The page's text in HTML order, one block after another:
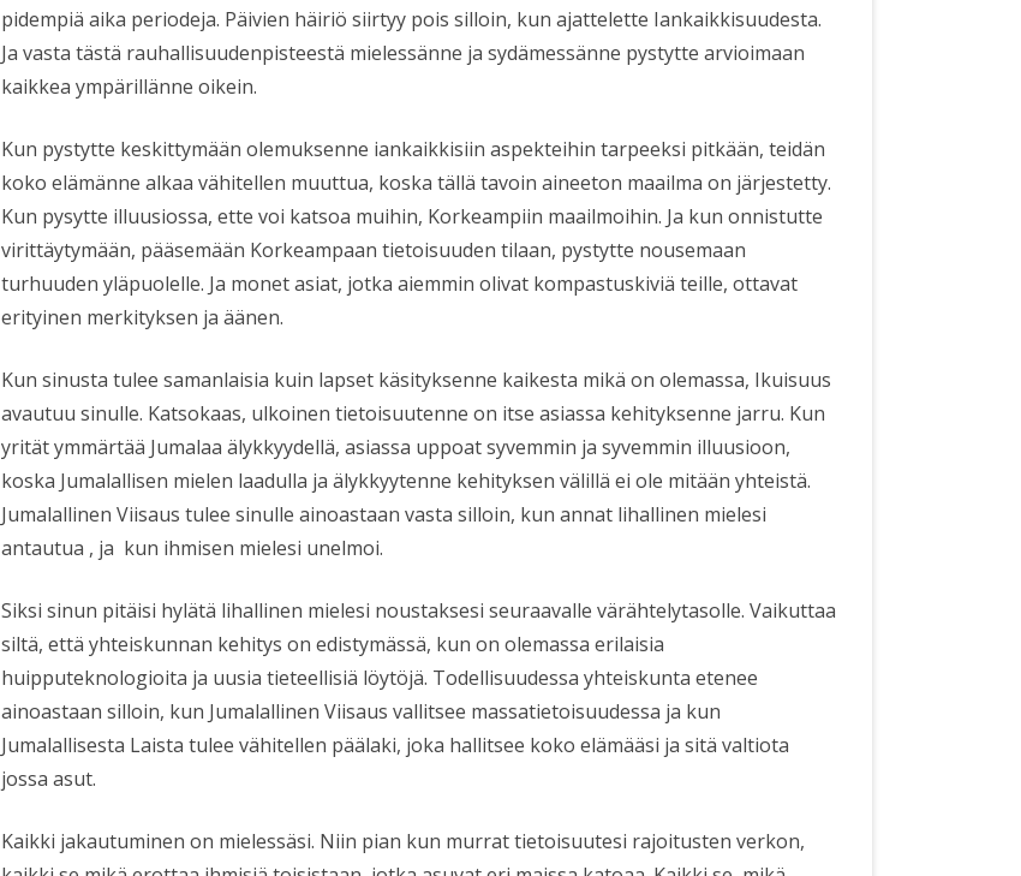
pidempiä aika periodeja. Päivien häiriö siirtyy pois silloin, kun ajattelette Iankaikkisuudesta.
Ja vasta tästä rauhallisuudenpisteestä mielessänne ja sydämessänne pystytte arvioimaan
kaikkea ympärillänne oikein.
Kun pystytte keskittymään olemuksenne iankaikkisiin aspekteihin tarpeeksi pitkään, teidän
koko elämänne alkaa vähitellen muuttua, koska tällä tavoin aineeton maailma on järjestetty.
Kun pysytte illuusiossa, ette voi katsoa muihin, Korkeampiin maailmoihin. Ja kun onnistutte
virittäytymään, pääsemään Korkeampaan tietoisuuden tilaan, pystytte nousemaan
turhuuden yläpuolelle. Ja monet asiat, jotka aiemmin olivat kompastuskiviä teille, ottavat
erityinen merkityksen ja äänen.
Kun sinusta tulee samanlaisia kuin lapset käsityksenne kaikesta mikä on olemassa, Ikuisuus
avautuu sinulle. Katsokaas, ulkoinen tietoisuutenne on itse asiassa kehityksenne jarru. Kun
yrität ymmärtää Jumalaa älykkyydellä, asiassa uppoat syvemmin ja syvemmin illuusioon,
koska Jumalallisen mielen laadulla ja älykkyytenne kehityksen välillä ei ole mitään yhteistä.
Jumalallinen Viisaus tulee sinulle ainoastaan vasta silloin, kun annat lihallinen mielesi
antautua , ja kun ihmisen mielesi unelmoi.
Siksi sinun pitäisi hylätä lihallinen mielesi noustaksesi seuraavalle värähtelytasolle. Vaikuttaa
siltä, että yhteiskunnan kehitys on edistymässä, kun on olemassa erilaisia
huipputeknologioita ja uusia tieteellisiä löytöjä. Todellisuudessa yhteiskunta etenee
ainoastaan silloin, kun Jumalallinen Viisaus vallitsee massatietoisuudessa ja kun
Jumalallisesta Laista tulee vähitellen päälaki, joka hallitsee koko elämääsi ja sitä valtiota
jossa asut.
Kaikki jakautuminen on mielessäsi. Niin pian kun murrat tietoisuutesi rajoitusten verkon,